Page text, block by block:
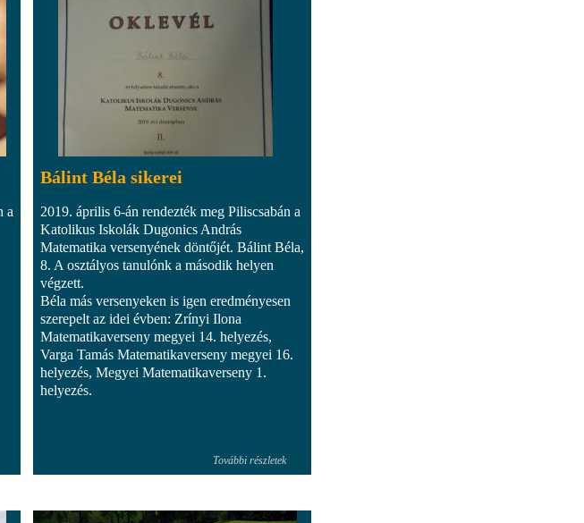
a
Bálint Béla sikerei
2019. április 6-án rendezték meg Piliscsabán a
Katolikus Iskolák Dugonics András
Matematika versenyének döntőjét. Bálint Béla,
8. A osztályos tanulónk a második helyen
végzett.
Béla más versenyeken is igen eredményesen
szerepelt az idei évben: Zrínyi Ilona
Matematikaverseny megyei 14. helyezés,
Varga Tamás Matematikaverseny megyei 16.
helyezés, Megyei Matematikaverseny 1.
helyezés.
További részletek